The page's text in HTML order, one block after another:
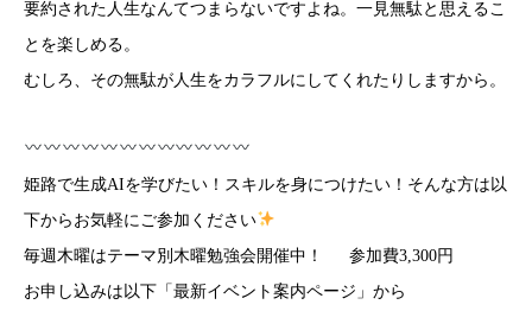
要約された人生なんてつまらないですよね。一見無駄と思えるこ
とを楽しめる。
むしろ、その無駄が人生をカラフルにしてくれたりしますから。
姫路で生成AIを学びたい！スキルを身につけたい！そんな方は以
下からお気軽にご参加ください
毎週木曜はテーマ別木曜勉強会開催中！ 参加費3,300円
お申し込みは以下「最新イベント案内ページ」から